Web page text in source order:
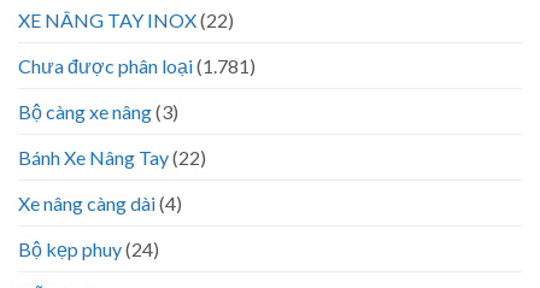
XE NÂNG TAY INOX(22)
Chưa được phân loại(1.781)
Bộ càng xe nâng(3)
Bánh Xe Nâng Tay(22)
Xe nâng càng dài(4)
Bộ kẹp phuy(24)